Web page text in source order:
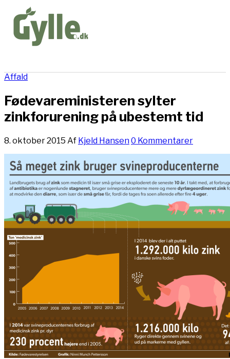
Affald
Fødevareministeren sylter
zinkforurening på ubestemt tid
8. oktober 2015 Af Kjeld Hansen0 Kommentarer